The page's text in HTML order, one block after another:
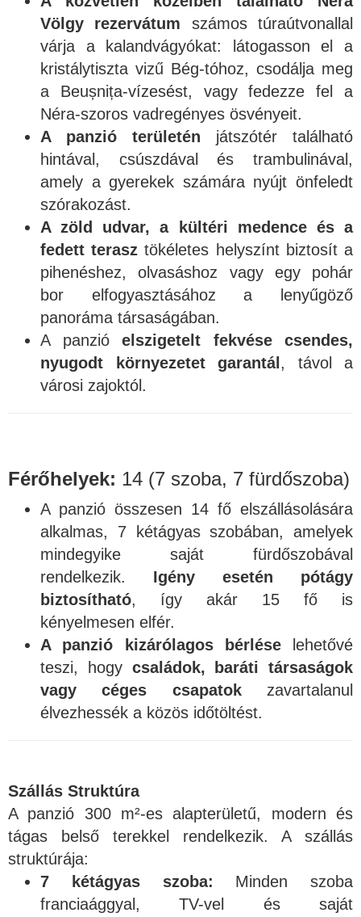
Völgy rezervátum számos túraútvonallal
várja a kalandvágyókat: látogasson el a
kristálytiszta vizű Bég-tóhoz, csodálja meg
a Beușnița-vízesést, vagy fedezze fel a
Néra-szoros vadregényes ösvényeit.
A panzió területén játszótér található
hintával, csúszdával és trambulinával,
amely a gyerekek számára nyújt önfeledt
szórakozást.
A zöld udvar, a kültéri medence és a
fedett terasz tökéletes helyszínt biztosít a
pihenéshez, olvasáshoz vagy egy pohár
bor elfogyasztásához a lenyűgöző
panoráma társaságában.
A panzió elszigetelt fekvése csendes,
nyugodt környezetet garantál , távol a
városi zajoktól.
Férőhelyek: 14 (7 szoba, 7 fürdőszoba)
A panzió összesen 14 fő elszállásolására
alkalmas, 7 kétágyas szobában, amelyek
mindegyike saját fürdőszobával
rendelkezik. Igény esetén pótágy
biztosítható, így akár 15 fő is
kényelmesen elfér.
A panzió kizárólagos bérléselehetővé
teszi, hogy családok, baráti társaságok
vagy céges csapatokzavartalanul
élvezhessék a közös időtöltést.
Szállás Struktúra
A panzió 300 m²-es alapterületű, modern és
tágas belső terekkel rendelkezik. A szállás
struktúrája:
7 kétágyas szoba: Minden szoba
franciaággyal, TV-vel és saját